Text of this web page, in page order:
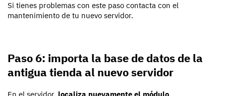
Si tienes problemas con este paso contacta con el
mantenimiento de tu nuevo servidor.
Paso 6: importa la base de datos de la
antigua tienda al nuevo servidor